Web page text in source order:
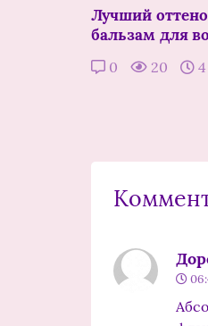
Лучший
бальзам для
0 20 4